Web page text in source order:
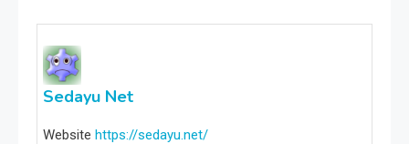
Sedayu Net
Website https://sedayu.net/